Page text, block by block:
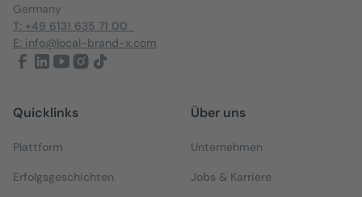
Germany
T: +49 6131 635 71 00
E: info@local-brand-x.com
Quicklinks
Plattform
Erfolgsgeschichten
Über uns
Unternehmen
Jobs & Karriere